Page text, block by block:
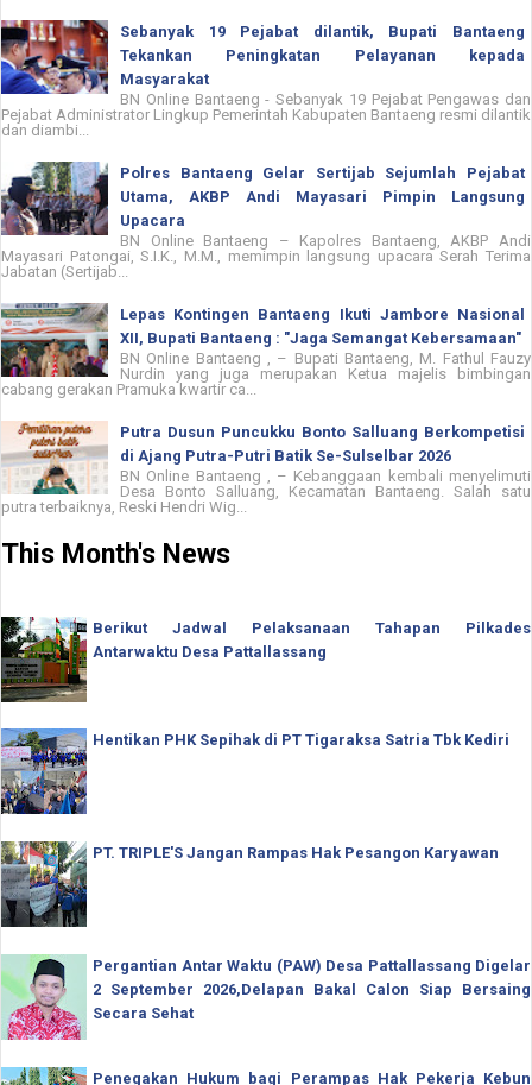
Sebanyak 19 Pejabat dilantik, Bupati Bantaeng
Tekankan Peningkatan Pelayanan kepada
Masyarakat
BN Online Bantaeng - Sebanyak 19 Pejabat Pengawas dan
Pejabat Administrator Lingkup Pemerintah Kabupaten Bantaeng resmi dilantik
dan diambi...
Polres Bantaeng Gelar Sertijab Sejumlah Pejabat
Utama, AKBP Andi Mayasari Pimpin Langsung
Upacara
BN Online Bantaeng – Kapolres Bantaeng, AKBP Andi
Mayasari Patongai, S.I.K., M.M., memimpin langsung upacara Serah Terima
Jabatan (Sertijab...
Lepas Kontingen Bantaeng Ikuti Jambore Nasional
XII, Bupati Bantaeng : "Jaga Semangat Kebersamaan"
BN Online Bantaeng , – Bupati Bantaeng, M. Fathul Fauzy
Nurdin yang juga merupakan Ketua majelis bimbingan
cabang gerakan Pramuka kwartir ca...
Putra Dusun Puncukku Bonto Salluang Berkompetisi
di Ajang Putra-Putri Batik Se-Sulselbar 2026
BN Online Bantaeng , – Kebanggaan kembali menyelimuti
Desa Bonto Salluang, Kecamatan Bantaeng. Salah satu
putra terbaiknya, Reski Hendri Wig...
This Month's News
Berikut Jadwal Pelaksanaan Tahapan Pilkades
Antarwaktu Desa Pattallassang
Hentikan PHK Sepihak di PT Tigaraksa Satria Tbk Kediri
PT. TRIPLE'S Jangan Rampas Hak Pesangon Karyawan
Pergantian Antar Waktu (PAW) Desa Pattallassang Digelar
2 September 2026,Delapan Bakal Calon Siap Bersaing
Secara Sehat
Penegakan Hukum bagi Perampas Hak Pekerja Kebun